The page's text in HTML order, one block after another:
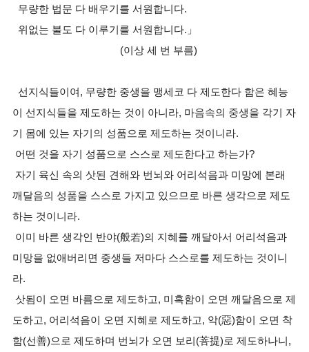
무량한 법문 다 배우기를 서원합니다.
위없는 불도 다 이루기를 서원합니다.」
(이상 세 번 부름)
선지식들이여, 무량한 중생을 맹세코 다 제도한다 함은 혜능
이 선지식들을 제도하는 것이 아니라, 마음속의 중생을 각기 자
기 몸에 있는 자기의 성품으로 제도하는 것이니라.
어떤 것을 자기 성품으로 스스로 제도한다고 하는가?
자기 육신 속의 삿된 견해와 번뇌와 어리석음과 미망에 본래
깨달음의 성품을 스스로 가지고 있으므로 바른 생각으로 제도
하는 것이니라.
이미 바른 생각인 반야(般若)의 지혜를 깨달아서 어리석음과
미망을 없애버리면 중생들 저마다 스스로를 제도하는 것이니
라.
삿됨이 오면 바름으로 제도하고, 미혹함이 오면 깨달음으로 제
도하고, 어리석음이 오면 지혜로 제도하고, 악(惡)함이 오면 착
함(선善)으로 제도하며 번뇌가 오면 보리(菩提)로 제도하나니,